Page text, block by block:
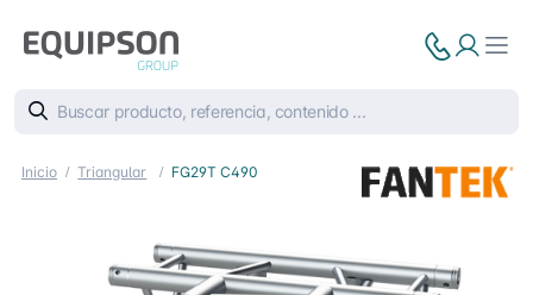
Inicio Triangular FG29T C490